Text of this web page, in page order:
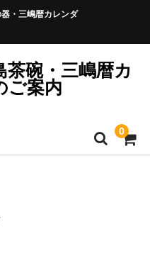
・三嶋暦カレンダ
茶碗・三嶋暦カ
ご案内
0